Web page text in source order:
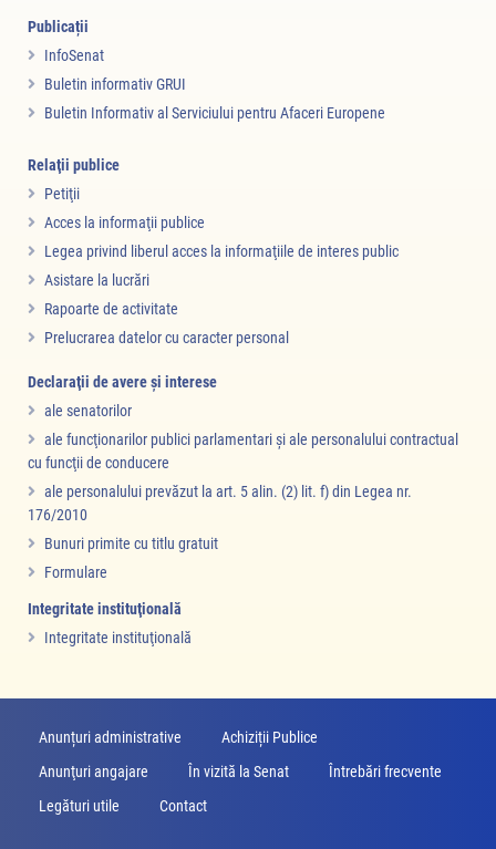
Publicații
InfoSenat
Buletin informativ GRUI
Buletin Informativ al Serviciului pentru Afaceri Europene
Relaţii publice
Petiţii
Acces la informaţii publice
Legea privind liberul acces la informaţiile de interes public
Asistare la lucrări
Rapoarte de activitate
Prelucrarea datelor cu caracter personal
Declaraţii de avere şi interese
ale senatorilor
ale funcţionarilor publici parlamentari şi ale personalului contractual
cu funcţii de conducere
ale personalului prevăzut la art. 5 alin. (2) lit. f) din Legea nr.
176/2010
Bunuri primite cu titlu gratuit
Formulare
Integritate instituţională
Integritate instituţională
Anunțuri administrative
Achiziții Publice
Anunţuri angajare
În vizită la Senat
Întrebări frecvente
Legături utile
Contact